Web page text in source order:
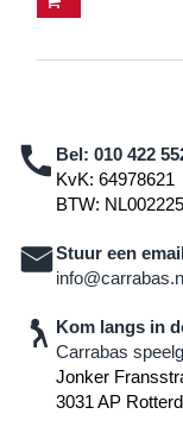
Bel: 010 422
KvK: 64978621
BTW:
Stuur een
Kom langs in
Carrabas
Jonker
3031 AP